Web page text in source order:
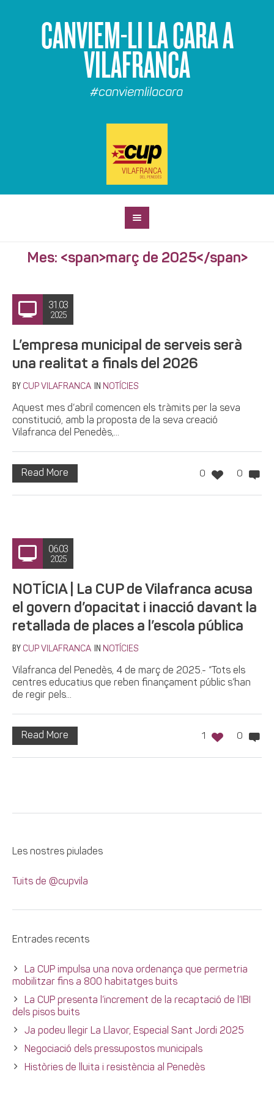
CANVIEM-LI LA CARA A
VILAFRANCA
#canviemlilacara
Mes: <span>març de 2025</span>
31.03
2025
L’empresa municipal de serveis serà
una realitat a finals del 2026
BY CUP VILAFRANCA IN NOTÍCIES
Aquest mes d’abril comencen els tràmits per la seva
constitució, amb la proposta de la seva creació
Vilafranca del Penedès,...
0 0
Read More
06.03
2025
NOTÍCIA | La CUP de Vilafranca acusa
el govern d’opacitat i inacció davant la
retallada de places a l’escola pública
BY CUP VILAFRANCA IN NOTÍCIES
Vilafranca del Penedès, 4 de març de 2025.- “Tots els
centres educatius que reben finançament públic s’han
de regir pels...
1 0
Read More
Les nostres piulades
Tuits de @cupvila
Entrades recents
La CUP impulsa una nova ordenança que permetria
mobilitzar fins a 800 habitatges buits
La CUP presenta l’increment de la recaptació de l’IBI
dels pisos buits
Ja podeu llegir La Llavor, Especial Sant Jordi 2025
Negociació dels pressupostos municipals
Històries de lluita i resistència al Penedès